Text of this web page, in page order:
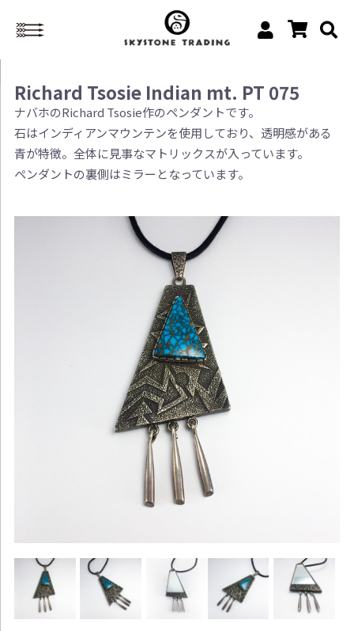
Richard Tsosie Indian mt. PT 075
ナバホのRichard Tsosie作のペンダントです。
石はインディアンマウンテンを使用しており、透明感がある
青が特徴。全体に見事なマトリックスが入っています。
ペンダントの裏側はミラーとなっています。